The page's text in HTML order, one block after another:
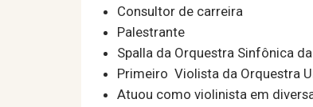
Consultor de carreira
Palestrante
Spalla da Orquestra Sinfônica
Primeiro Violista da Orquestra
Atuou como violinista em